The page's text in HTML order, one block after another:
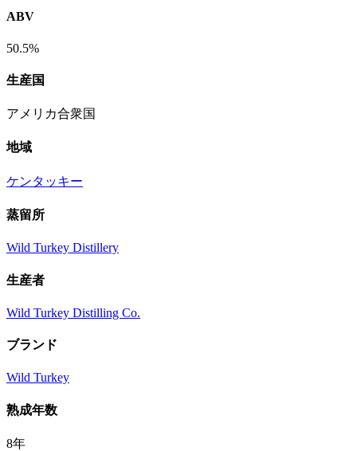
ABV
50.5%
生産国
アメリカ合衆国
地域
ケンタッキー
蒸留所
Wild Turkey Distillery
生産者
Wild Turkey Distilling Co.
ブランド
Wild Turkey
熟成年数
8年